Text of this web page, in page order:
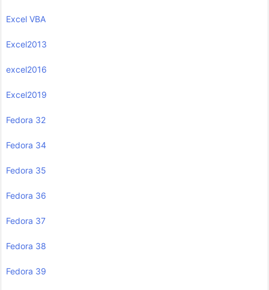
Excel VBA
Excel2013
excel2016
Excel2019
Fedora 32
Fedora 34
Fedora 35
Fedora 36
Fedora 37
Fedora 38
Fedora 39